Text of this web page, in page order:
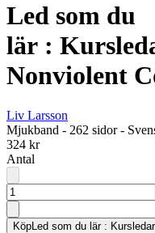
Led som du
lär :
Nonviolent
Liv Larsson
Mjukband - 262 sidor-
324 kr
Antal
Köp Led som du lär :